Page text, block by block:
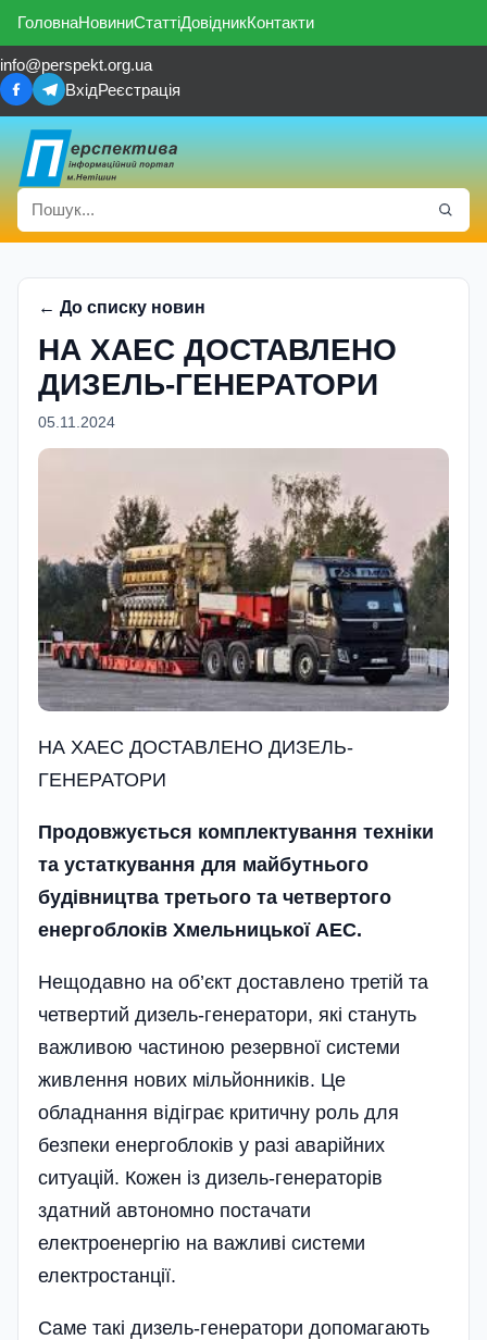
ГоловнаНовиниСтаттіДовідникКонтакти
info@perspekt.org.ua
ВхідРеєстрація
← До списку новин
НА ХАЕС ДОСТАВЛЕНО
ДИЗЕЛЬ-ГЕНЕРАТОРИ
05.11.2024
НА ХАЕС ДОСТАВЛЕНО ДИЗЕЛЬ-
ГЕНЕРАТОРИ
Продовжується комплектування техніки
та устаткування для майбутнього
будівництва третього та четвертого
енергоблоків Хмельницької АЕС.
Нещодавно на об’єкт доставлено третій та
четвертий дизель-генератори, які стануть
важливою частиною резервної системи
живлення нових мільйонників. Це
обладнання відіграє критичну роль для
безпеки енергоблоків у разі аварійних
ситуацій. Кожен із дизель-генераторів
здатний автономно постачати
електроенергію на важливі системи
електростанції.
Саме такі дизель-генератори допомагають